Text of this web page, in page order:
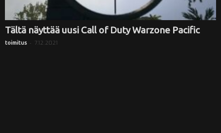
Tältä näyttää uusi Call of Duty Warzone Pacific
toimitus - 7.12.2021